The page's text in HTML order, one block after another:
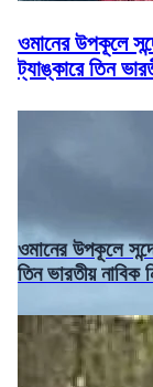
ওমানের উপকূলে
ট্যাঙ্কারে তিন
ওমানের উপকূলে
তিন ভারতীয় নাবিক